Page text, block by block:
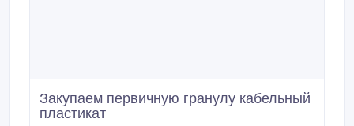
Закупаем первичную гранулу кабельный
пластикат